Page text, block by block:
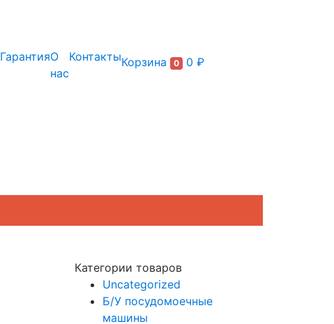
ГарантияО
нас
КонтактыКорзина 0 0 ₽
Категории товаров
Uncategorized
Б/У посудомоечные
машины